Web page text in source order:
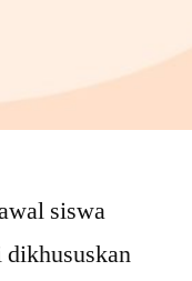
siswa
dikhususkan